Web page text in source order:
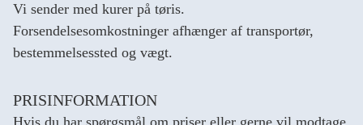
Vi sender med kurer på tøris.
Forsendelsesomkostninger afhænger af transportør,
bestemmelsessted og vægt.
PRISINFORMATION
Hvis du har spørgsmål om priser eller gerne vil modtage